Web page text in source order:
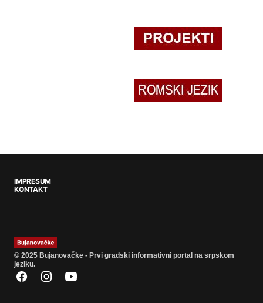
IMPRESUM
KONTAKT
© 2025 Bujanovačke - Prvi gradski informativni portal na srpskom
jeziku.